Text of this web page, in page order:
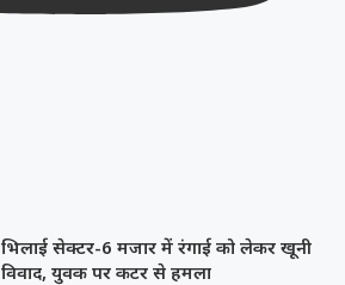
भिलाई सेक्टर-6 मजार में रंगाई को लेकर खूनी
विवाद, युवक पर कटर से हमला